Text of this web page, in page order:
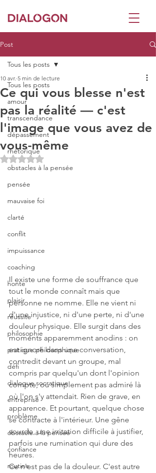
Post
Tous les posts
amour
transcendance
dépassement
rhétorique
obstacles à la pensée
pensée
mauvaise foi
clarté
conflit
impuissance
coaching
honte
plaisir
réussite
philosophie
pratique philosophique
défi
dialogue socratique
entreprise
problème
obstacle à la pensée
confiance
routine
Tous les posts
Ce qui vous blesse n'est
pas la réalité — c'est
l'image que vous avez de
vous-même
10 avr. 5 min de lecture
Noté NaN étoiles sur 5.
Il existe une forme de souffrance que
tout le monde connaît mais que
personne ne nomme. Elle ne vient ni
d'une injustice, ni d'une perte, ni d'une
douleur physique. Elle surgit dans des
moments apparemment anodins : on
est ignoré dans une conversation,
contredit devant un groupe, mal
compris par quelqu'un dont l'opinion
compte, ou simplement pas admiré là
où l'on s'y attendait. Rien de grave, en
apparence. Et pourtant, quelque chose
se contracte à l'intérieur. Une gêne
sourde, une irritation difficile à justifier,
parfois une rumination qui dure des
heures.
Ce n'est pas de la douleur. C'est autre